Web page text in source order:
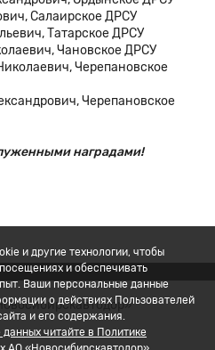
Салаирское ДРСУ
Татарское ДРСУ
Чановское ДРСУ
Черепановское
Черепановское
наградами!
и другие технологии, чтобы
и обеспечивать
Ваши персональные данные
о действиях Пользователей
и его содержания.
читайте в Политике